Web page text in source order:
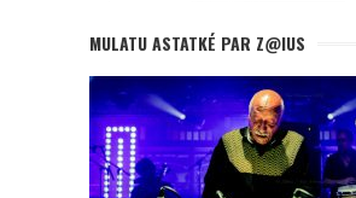
MULATU ASTATKÉ PAR Z@IUS